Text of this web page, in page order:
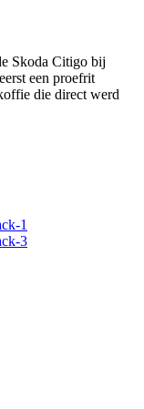
Skoda Citigo bij
een proefrit
die direct werd